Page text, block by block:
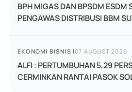
BPH MIGAS DAN BPSDM ESDM
PENGAWAS DISTRIBUSI BBM
EKONOMI BISNIS |07 AUGUST 2026
ALFI : PERTUMBUHAN 5,29
CERMINKAN RANTAI PASOK